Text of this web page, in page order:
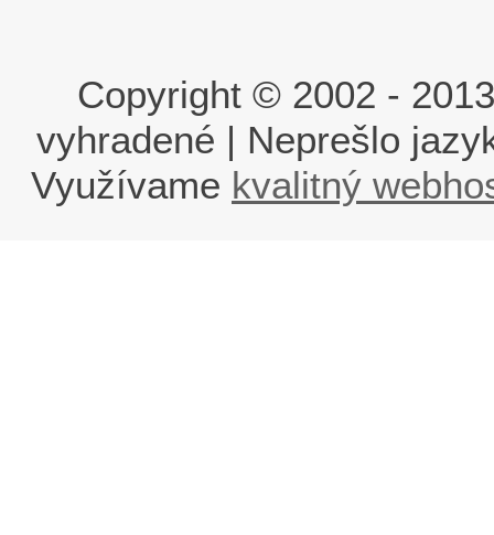
Copyright © 2002 -
vyhradené | Neprešlo
Využívame kvalitný